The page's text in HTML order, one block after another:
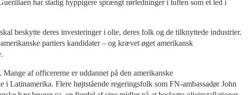
har stadig hyppigere sprængt rørledninger i luften som et led i
beskytte deres investeringer i olie, deres folk og de tilknyttede industrier.
partiers kandidater – og krævet øget amerikansk
af officererne er uddannet på den amerikanske
Flere højtstående regeringsfolk som FN-ambassadør John